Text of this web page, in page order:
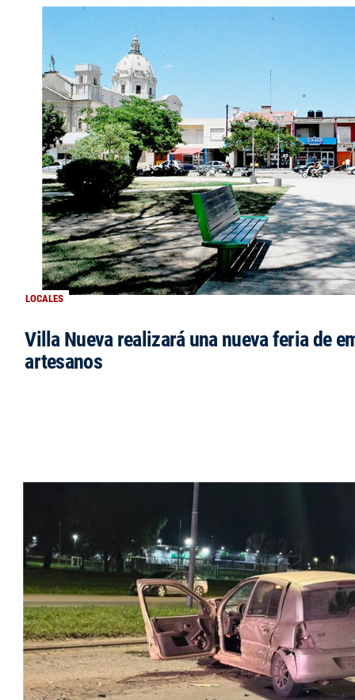
LOCALES
Villa Nueva realizará una nueva feria de
artesanos